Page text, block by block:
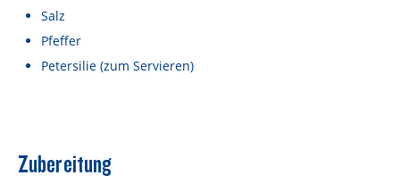
Salz
Pfeffer
Petersilie (zum Servieren)
Zubereitung